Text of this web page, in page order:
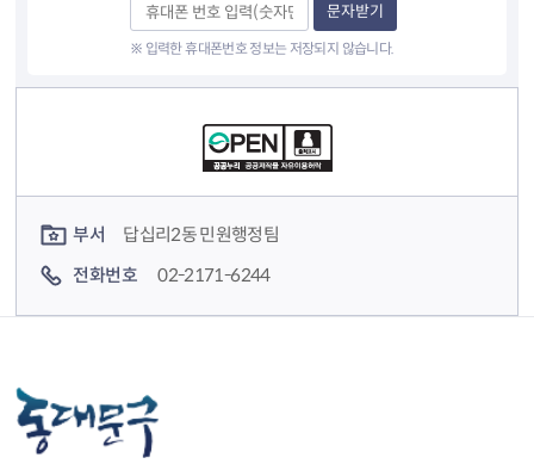
문자받기
※ 입력한 휴대폰번호 정보는 저장되지 않습니다.
부서
답십리2동 민원행정팀
전화번호
02-2171-6244